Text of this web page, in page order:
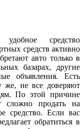
средство
средств активно
авто только в
базарах, другие
объявления. Есть
же, не все доверяют
По этой причине
сложно продать на
средство. Если вас
обратиться в